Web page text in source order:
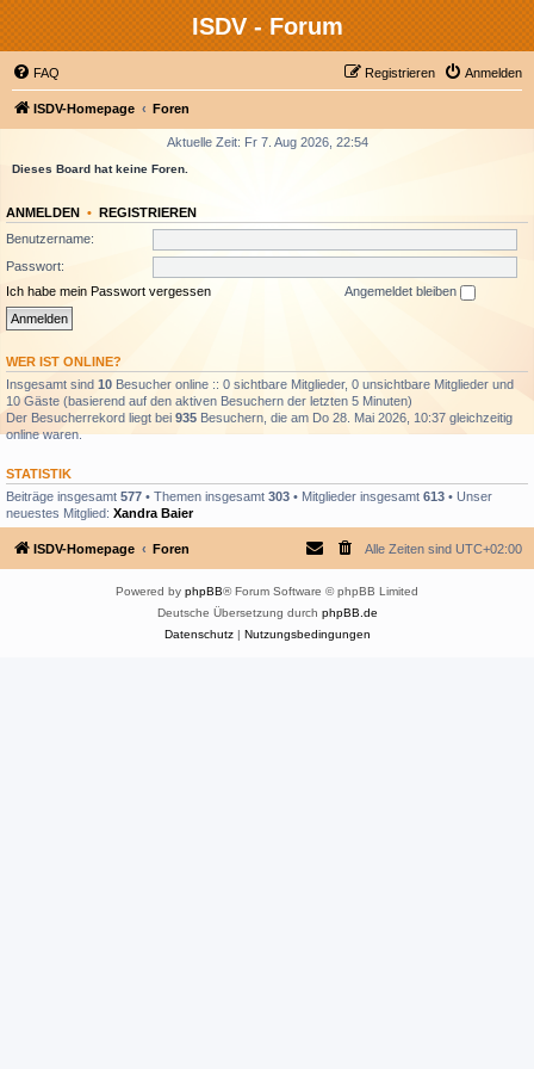
ISDV - Forum
FAQ Anmelden
Registrieren
ISDV-Homepage Foren
Aktuelle Zeit: Fr 7. Aug 2026, 22:54
Dieses Board hat keine Foren.
ANMELDEN • REGISTRIEREN
Benutzername:
Passwort:
Ich habe mein Passwort vergessen
Angemeldet bleiben
WER IST ONLINE?
Insgesamt sind 10 Besucher online :: 0 sichtbare Mitglieder, 0 unsichtbare Mitglieder und
10 Gäste (basierend auf den aktiven Besuchern der letzten 5 Minuten)
Der Besucherrekord liegt bei 935 Besuchern, die am Do 28. Mai 2026, 10:37 gleichzeitig
online waren.
STATISTIK
Beiträge insgesamt 577 • Themen insgesamt 303 • Mitglieder insgesamt 613 • Unser
neuestes Mitglied: Xandra Baier
ISDV-Homepage Foren Alle Zeiten sind UTC+02:00
Powered by phpBB® Forum Software © phpBB Limited
Deutsche Übersetzung durch phpBB.de
Datenschutz| Nutzungsbedingungen